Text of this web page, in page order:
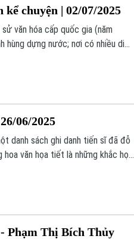
chuyện | 02/07/2025
văn hóa cấp quốc gia (năm
hùng dựng nước; nơi có nhiều di
06/2025
danh sách ghi danh tiến sĩ đã đỗ
văn họa tiết là những khắc họa
Phạm Thị Bích Thủy